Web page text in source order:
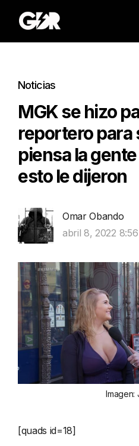
Noticias
MGK se hizo
reportero para
piensa la
esto le dijeron
Omar Obando
abril 8, 2022
Imagen:
[quads id=18]